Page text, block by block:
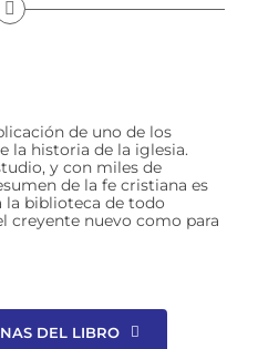
de uno de los
la historia de la iglesia.
y con miles de
de la fe cristiana es
la biblioteca de todo
creyente nuevo como para
DEL LIBRO